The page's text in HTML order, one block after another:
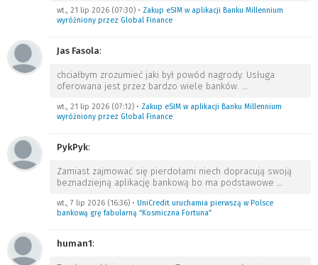
wt., 21 lip 2026 (07:30) • Zakup eSIM w aplikacji Banku Millennium
wyróżniony przez Global Finance
Jas Fasola:
chciałbym zrozumieć jaki był powód nagrody. Usługa
oferowana jest przez bardzo wiele banków. …
wt., 21 lip 2026 (07:12) • Zakup eSIM w aplikacji Banku Millennium
wyróżniony przez Global Finance
PykPyk:
Zamiast zajmować się pierdołami niech dopracują swoją
beznadziejną aplikację bankową bo ma podstawowe …
wt., 7 lip 2026 (16:36) • UniCredit uruchamia pierwszą w Polsce
bankową grę fabularną “Kosmiczna Fortuna”
human1: